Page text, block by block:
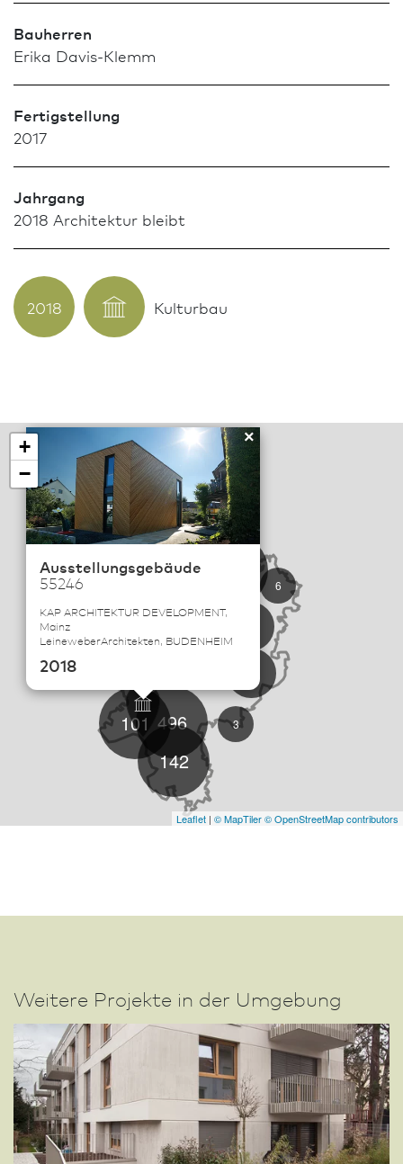
Bauherren
Erika Davis-Klemm
Fertigstellung
2017
Jahrgang
2018 Archi­tektur bleibt
2018 Kulturbau
6
3
57
142
101 496
Ausstellungsgebäude
55246
KAP ARCHITEKTUR DEVELOPMENT,
Mainz
LeineweberArchitekten, BUDENHEIM
2018
×
+
−
Leaflet | © MapTiler© OpenStreetMap contributors
Weitere Projekte in der Umgebung